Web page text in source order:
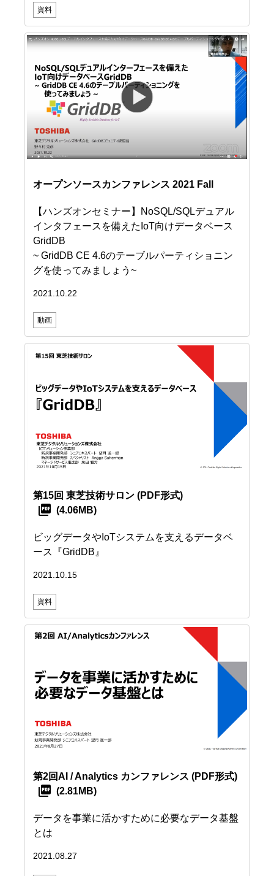
資料
オープンソースカンファレンス 2021 Fall
【ハンズオンセミナー】NoSQL/SQLデュアル
インタフェースを備えたIoT向けデータベース
GridDB
~ GridDB CE 4.6のテーブルパーティショニン
グを使ってみましょう~
2021.10.22
動画
第15回 東芝技術サロン (PDF形式)
(4.06MB)
ビッグデータやIoTシステムを支えるデータベ
ース『GridDB』
2021.10.15
資料
第2回AI / Analytics カンファレンス (PDF形式)
(2.81MB)
データを事業に活かすために必要なデータ基盤
とは
2021.08.27